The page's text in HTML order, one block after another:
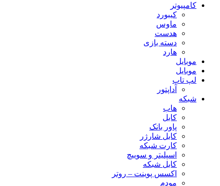
کامپیوتر
کیبورد
ماوس
هدست
دسته بازی
هارد
موبایل
موبایل
لپ تاپ
آداپتور
شبکه
هاب
کابل
پاور بانک
کابل شارژر
کارت شبکه
اسپلیتر و سوییچ
کابل شبکه
اکسس پوینت – روتر
مودم